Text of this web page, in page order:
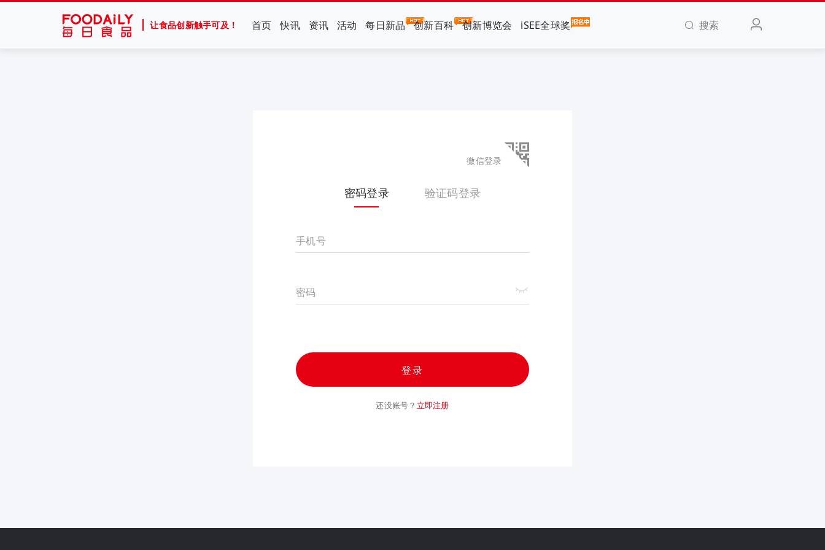
让食品创新触手可及！ 首页 快讯 资讯 活动 每日新品 创新百科 创新博览会 iSEE全球奖 搜索
微信登录
密码登录 验证码登录
手机号
密码
登录
还没账号？ 立即注册